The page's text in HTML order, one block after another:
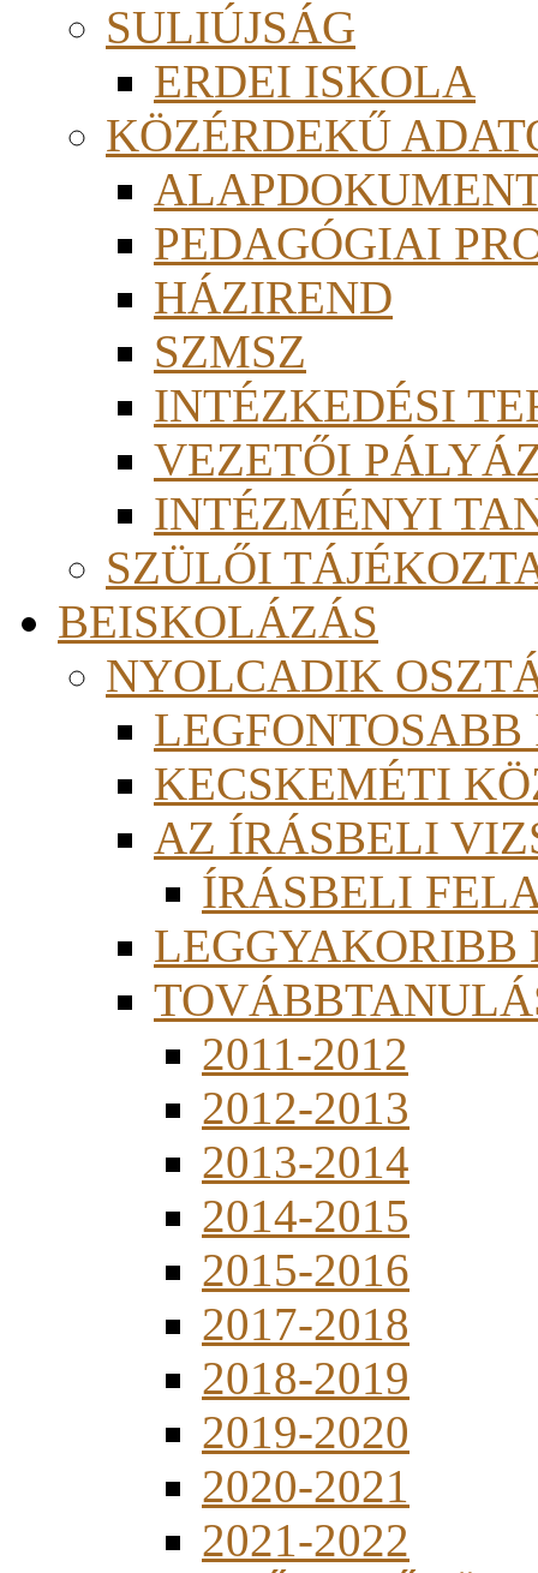
SULIÚJSÁG
ERDEI ISKOLA
KÖZÉRDEKŰ
PEDAGÓGIAI
HÁZIREND
SZMSZ
INTÉZKEDÉSI
VEZETŐI
INTÉZMÉNYI
SZÜLŐI
BEISKOLÁZÁS
NYOLCADIK
KECSKEMÉTI
AZ ÍRÁSBELI
ÍRÁSBELI
LEGGYAKORIBB
2011-2012
2012-2013
2013-2014
2014-2015
2015-2016
2017-2018
2018-2019
2019-2020
2020-2021
2021-2022